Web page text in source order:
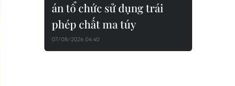
án tổ chức sử dụng trái
phép chất ma túy
07/08/2026 04:40